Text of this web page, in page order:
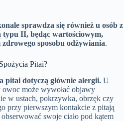
sprawdza się również u osób z
typu II, będąc wartościowym,
sposobu odżywiania.
Pitai?
pitai dotyczą głównie alergii. U
może wywołać objawy
w ustach, pokrzywka, obrzęk czy
przy pierwszym kontakcie z pitają
swoje ciało pod kątem